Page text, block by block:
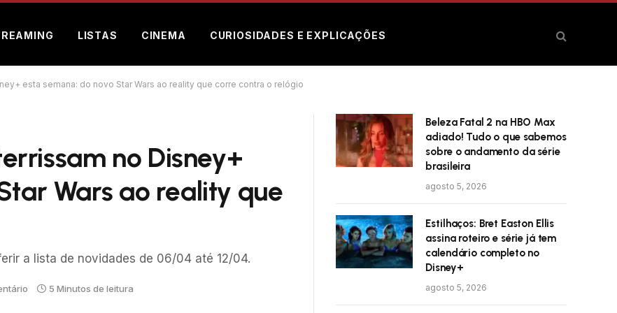
LISTAS CINEMA CURIOSIDADES E EXPLICAÇÕES
esta semana: do novo Star Wars ao reality que corre contra o relógio
no Disney+
Wars ao reality que
a lista de novidades de 06/04 até 12/04.
5 Minutos de leitura
Beleza Fatal 2 na HBO Max
adiado! Tudo o que sabemos
sobre o andamento da série
brasileira
agosto 5, 2026
Estilhaços: Bret Easton Ellis
assina roteiro e série já tem
calendário completo no
Disney+
agosto 5, 2026